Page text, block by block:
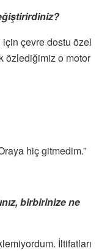
için çevre dostu özel
özlediğimiz o motor
hiç gitmedim.”
birbirinize ne
İltifatları